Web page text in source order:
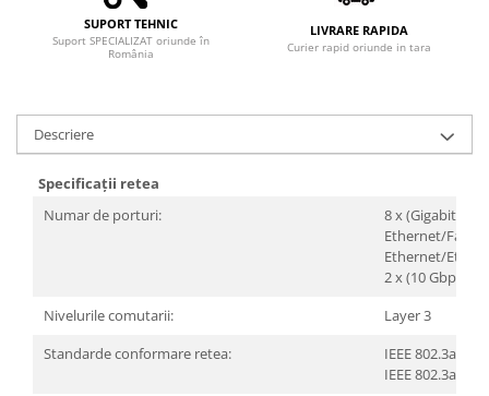
SUPORT TEHNIC
Suport SPECIALIZAT oriunde în
România
LIVRARE RAPIDA
Curier rapid oriunde in tara
Descriere
Specificații retea
Numar de porturi:
8 x (Gigabit
Ethernet/Fast
Ethernet/
2 x (10 Gbps)
Nivelurile comutarii:
Layer 3
Standarde conformare retea:
IEEE 802.3af
IEEE 802.3at